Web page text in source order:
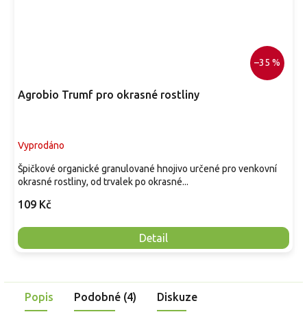
–35 %
Agrobio Trumf pro okrasné rostliny
Vyprodáno
109 Kč
Detail
Špičkové organické granulované hnojivo určené pro venkovní
okrasné rostliny, od trvalek po okrasné...
Popis Podobné (4) Diskuze